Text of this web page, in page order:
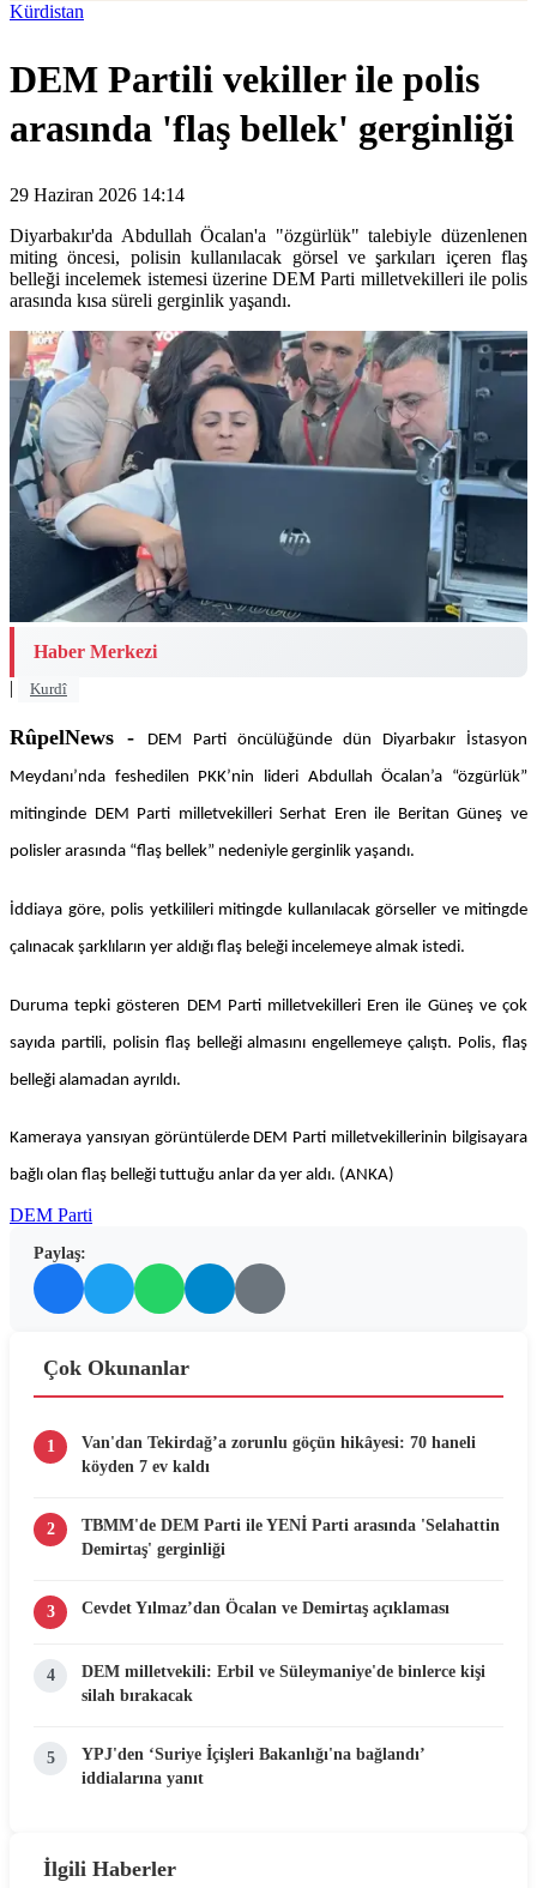
Kürdistan
DEM Partili vekiller ile polis
arasında 'flaş bellek' gerginliği
29 Haziran 2026 14:14
Diyarbakır'da Abdullah Öcalan'a "özgürlük" talebiyle düzenlenen
miting öncesi, polisin kullanılacak görsel ve şarkıları içeren flaş
belleği incelemek istemesi üzerine DEM Parti milletvekilleri ile polis
arasında kısa süreli gerginlik yaşandı.
Haber Merkezi
|
Kurdî
RûpelNews - DEM Parti öncülüğünde dün Diyarbakır İstasyon
Meydanı’nda feshedilen PKK’nin lideri Abdullah Öcalan’a “özgürlük”
mitinginde DEM Parti milletvekilleri Serhat Eren ile Beritan Güneş ve
polisler arasında “flaş bellek” nedeniyle gerginlik yaşandı.
İddiaya göre, polis yetkilileri mitingde kullanılacak görseller ve mitingde
çalınacak şarklıların yer aldığı flaş beleği incelemeye almak istedi.
Duruma tepki gösteren DEM Parti milletvekilleri Eren ile Güneş ve çok
sayıda partili, polisin flaş belleği almasını engellemeye çalıştı. Polis, flaş
belleği alamadan ayrıldı.
Kameraya yansıyan görüntülerde DEM Parti milletvekillerinin bilgisayara
bağlı olan flaş belleği tuttuğu anlar da yer aldı. (ANKA)
DEM Parti
Paylaş:
Çok Okunanlar
1
Van'dan Tekirdağ’a zorunlu göçün hikâyesi: 70 haneli
köyden 7 ev kaldı
2
TBMM'de DEM Parti ile YENİ Parti arasında 'Selahattin
Demirtaş' gerginliği
3 Cevdet Yılmaz’dan Öcalan ve Demirtaş açıklaması
4
DEM milletvekili: Erbil ve Süleymaniye'de binlerce kişi
silah bırakacak
5
YPJ'den ‘Suriye İçişleri Bakanlığı'na bağlandı’
iddialarına yanıt
İlgili Haberler